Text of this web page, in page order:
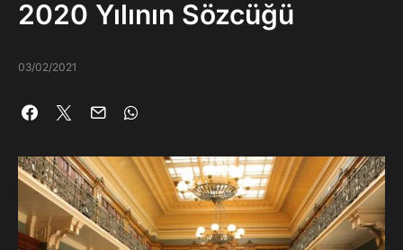
2020 Yılının Sözcüğü
03/02/2021